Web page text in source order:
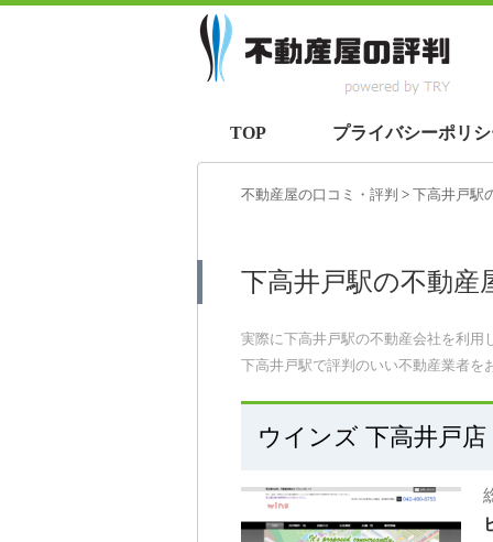
TOP プライバシーポリ
不動産屋の口コミ・評判 > 下高井戸駅
下高井戸駅の不動産
実際に下高井戸駅の不動産会社を利用
下高井戸駅で評判のいい不動産業者を
ウインズ 下高井戸店